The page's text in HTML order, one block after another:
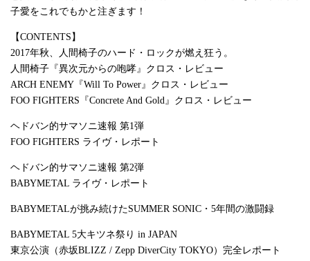
子愛をこれでもかと注ぎます！
【CONTENTS】
2017年秋、人間椅子のハード・ロックが燃え狂う。
人間椅子『異次元からの咆哮』クロス・レビュー
ARCH ENEMY『Will To Power』クロス・レビュー
FOO FIGHTERS『Concrete And Gold』クロス・レビュー
ヘドバン的サマソニ速報 第1弾
FOO FIGHTERS ライヴ・レポート
ヘドバン的サマソニ速報 第2弾
BABYMETAL ライヴ・レポート
BABYMETALが挑み続けたSUMMER SONIC・5年間の激闘録
BABYMETAL 5大キツネ祭り in JAPAN
東京公演（赤坂BLIZZ / Zepp DiverCity TOKYO）完全レポート